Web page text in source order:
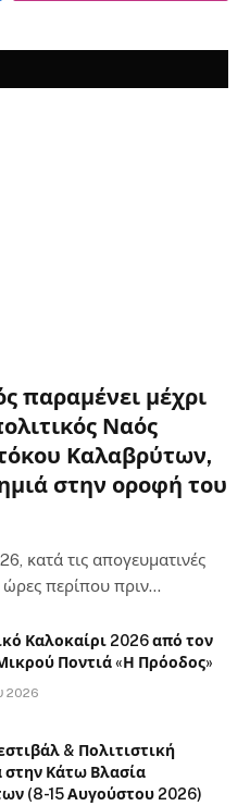
παραμένει μέχρι
Ναός
Καλαβρύτων,
στην οροφή του
κατά τις απογευματινές
περίπου πριν…
Καλοκαίρι 2026 από τον
Ποντιά «Η Πρόοδος»
2026
& Πολιτιστική
στην Κάτω Βλασία
(8-15 Αυγούστου 2026)